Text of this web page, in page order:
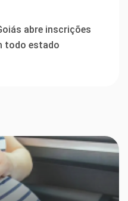
abre inscrições
todo estado